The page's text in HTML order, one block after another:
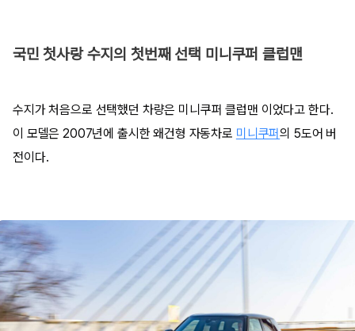
국민 첫사랑 수지의 첫번째 선택 미니쿠퍼 클럽맨
수지가 처음으로 선택했던 차량은 미니쿠퍼 클럽맨 이었다고 한다.
이 모델은 2007년에 출시한 왜건형 자동차로 미니쿠퍼의 5도어 버
전이다.